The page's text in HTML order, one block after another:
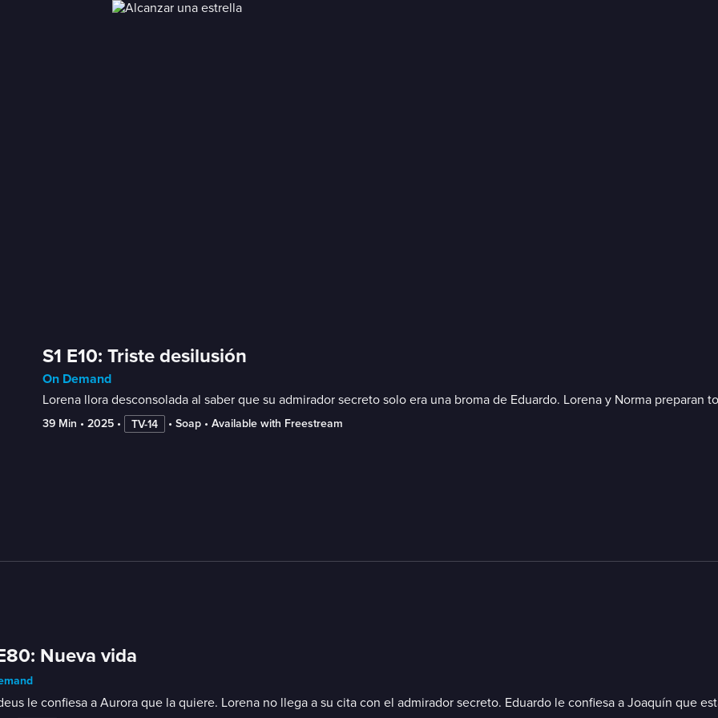
S1 E10: Triste desilusión
On Demand
Lorena llora desconsolada al saber que su admirador secreto solo era una broma de Eduardo. Lorena y Norma preparan
39 Min • 2025 • TV-14 • Soap • Available with Freestream
Nueva vida
le confiesa a Aurora que la quiere. Lorena no llega a su cita con el admirador secreto. Eduardo le confiesa a Joaquín que